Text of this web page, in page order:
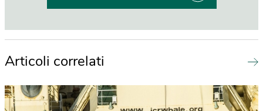
Articoli correlati